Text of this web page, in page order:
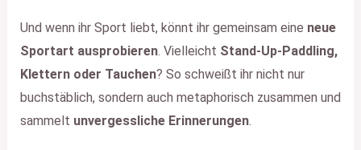
Und wenn ihr Sport liebt, könnt ihr gemeinsam eine neue
Sportart ausprobieren. Vielleicht Stand-Up-Paddling,
Klettern oder Tauchen? So schweißt ihr nicht nur
buchstäblich, sondern auch metaphorisch zusammen und
sammelt unvergessliche Erinnerungen.